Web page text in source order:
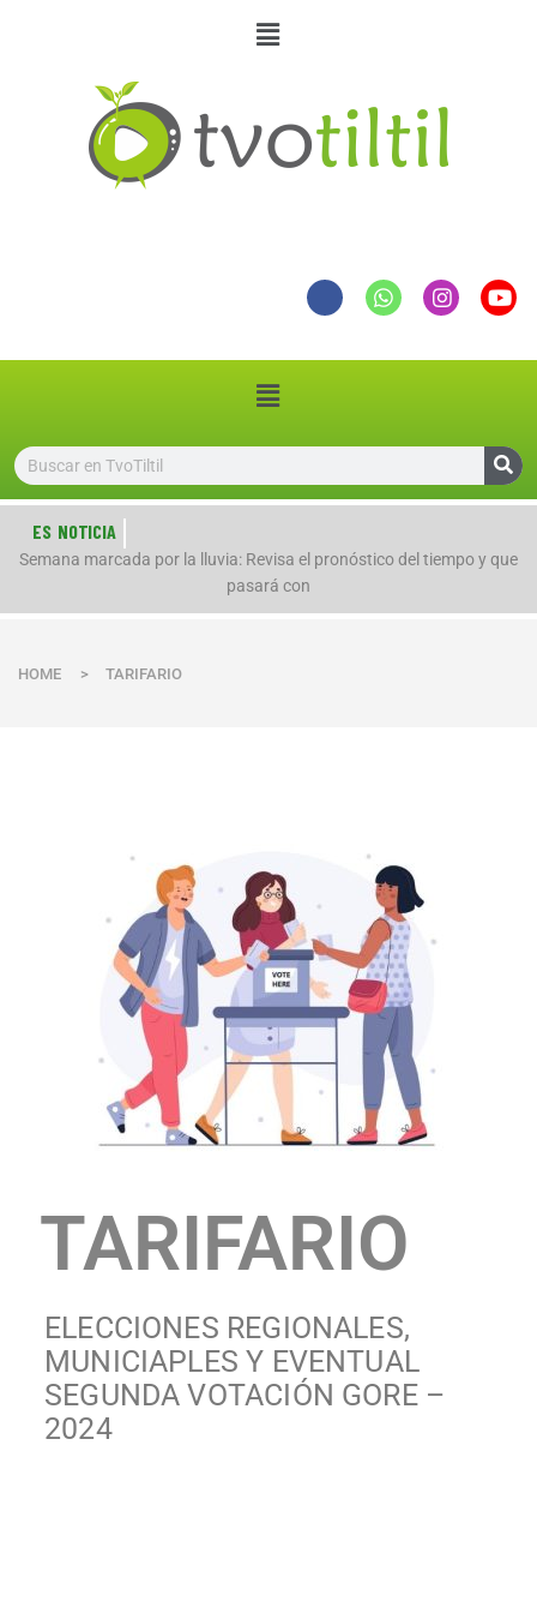
ES NOTICIA
Semana marcada por la lluvia: Revisa el pronóstico del tiempo y que
pasará con
HOME > TARIFARIO
TARIFARIO
ELECCIONES REGIONALES,
MUNICIAPLES Y EVENTUAL
SEGUNDA VOTACIÓN GORE –
2024